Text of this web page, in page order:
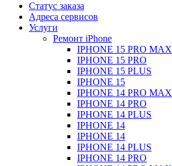
Статус заказа
Адреса сервисов
Услуги
Ремонт iPhone
IPHONE 15 PRO MAX
IPHONE 15 PRO
IPHONE 15 PLUS
IPHONE 15
IPHONE 14 PRO MAX
IPHONE 14 PRO
IPHONE 14 PLUS
IPHONE 14
IPHONE 14
IPHONE 14 PLUS
IPHONE 14 PRO